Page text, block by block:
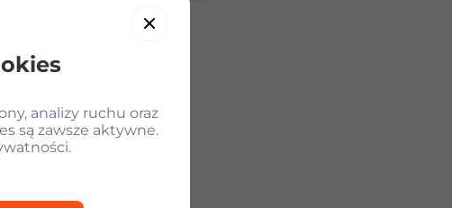
analizy ruchu oraz
są zawsze aktywne.